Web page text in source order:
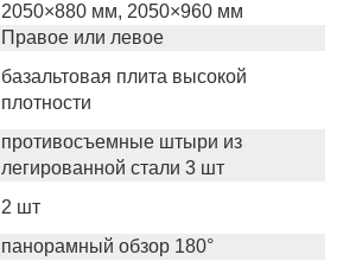
2050×880 мм, 2050×960 мм
Правое или левое
базальтовая плита высокой
плотности
противосъемные штыри из
легированной стали 3 шт
2 шт
панорамный обзор 180°